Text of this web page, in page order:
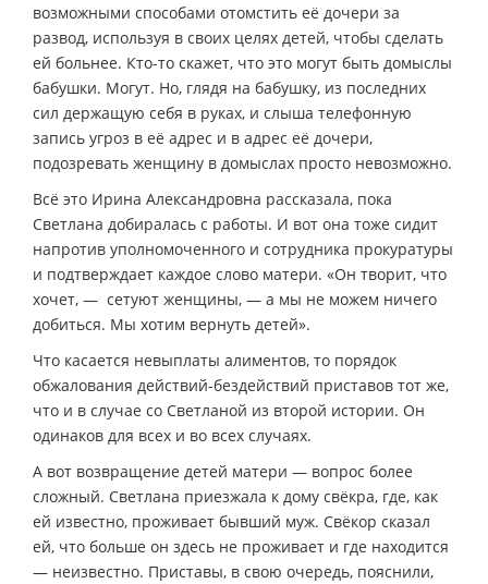
возможными способами отомстить её дочери за
развод, используя в своих целях детей, чтобы сделать
ей больнее. Кто-то скажет, что это могут быть домыслы
бабушки. Могут. Но, глядя на бабушку, из последних
сил держащую себя в руках, и слыша телефонную
запись угроз в её адрес и в адрес её дочери,
подозревать женщину в домыслах просто невозможно.
Всё это Ирина Александровна рассказала, пока
Светлана добиралась с работы. И вот она тоже сидит
напротив уполномоченного и сотрудника прокуратуры
и подтверждает каждое слово матери. «Он творит, что
хочет, — сетуют женщины, — а мы не можем ничего
добиться. Мы хотим вернуть детей».
Что касается невыплаты алиментов, то порядок
обжалования действий-бездействий приставов тот же,
что и в случае со Светланой из второй истории. Он
одинаков для всех и во всех случаях.
А вот возвращение детей матери — вопрос более
сложный. Светлана приезжала к дому свёкра, где, как
ей известно, проживает бывший муж. Свёкор сказал
ей, что больше он здесь не проживает и где находится
— неизвестно. Приставы, в свою очередь, пояснили,